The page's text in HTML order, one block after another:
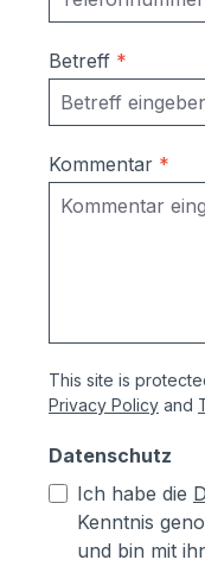
Betreff *
Kommentar *
This site is
Privacy Policy and
Datenschutz
Ich habe die
Kenntnis
und bin mit